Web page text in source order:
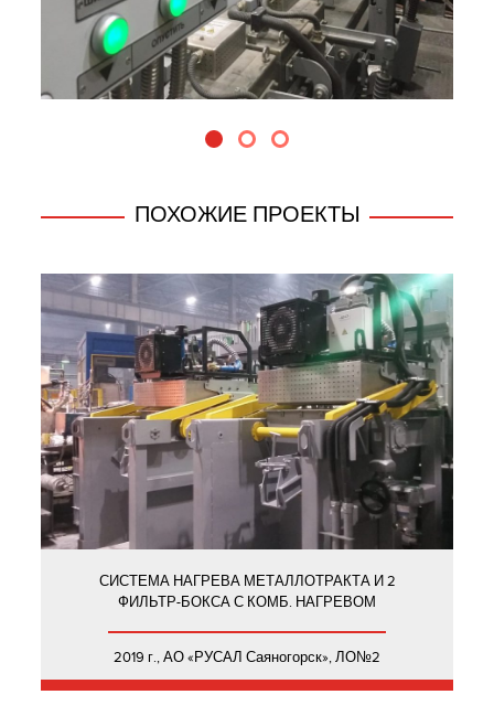
ПОХОЖИЕ ПРОЕКТЫ
СИСТЕМА НАГРЕВА МЕТАЛЛОТРАКТА И 2
ФИЛЬТР-БОКСА С КОМБ. НАГРЕВОМ
2019 г., АО «РУСАЛ Саяногорск», ЛО№2